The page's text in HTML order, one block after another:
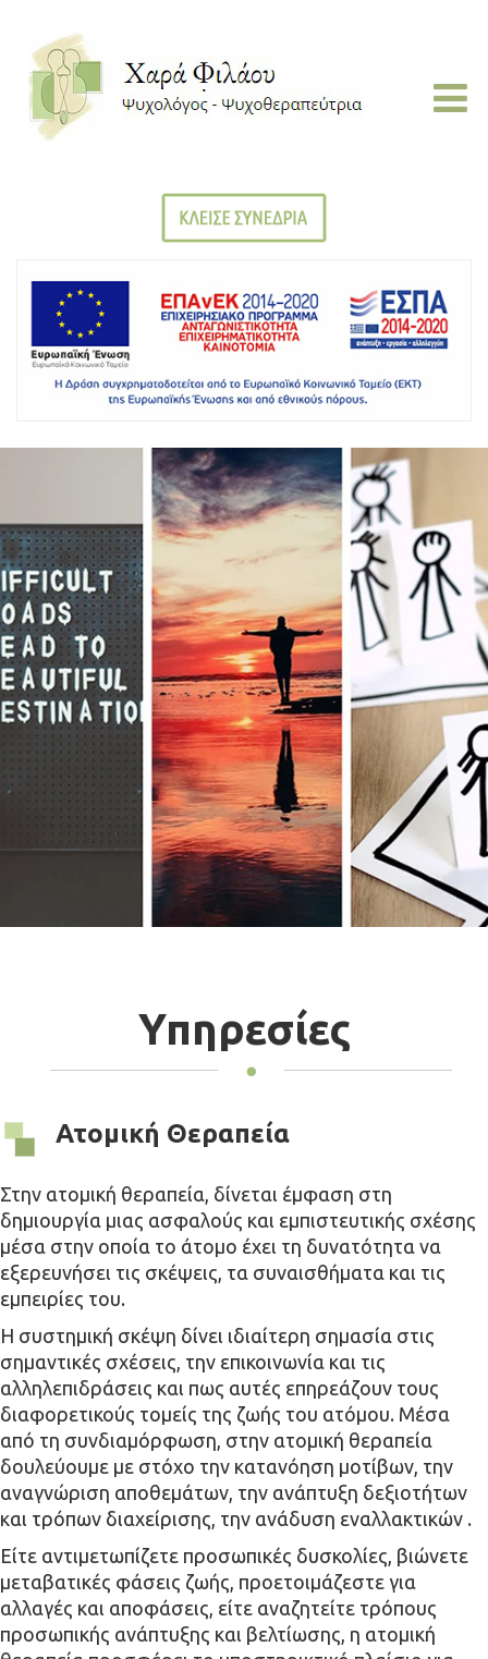
Υπηρεσίες
Ατομική Θεραπεία
Στην ατομική θεραπεία, δίνεται έμφαση στη
δημιουργία μιας ασφαλούς και εμπιστευτικής σχέσης
μέσα στην οποία το άτομο έχει τη δυνατότητα να
εξερευνήσει τις σκέψεις, τα συναισθήματα και τις
εμπειρίες του.
Η συστημική σκέψη δίνει ιδιαίτερη σημασία στις
σημαντικές σχέσεις, την επικοινωνία και τις
αλληλεπιδράσεις και πως αυτές επηρεάζουν τους
διαφορετικούς τομείς της ζωής του ατόμου. Μέσα
από τη συνδιαμόρφωση, στην ατομική θεραπεία
δουλεύουμε με στόχο την κατανόηση μοτίβων, την
αναγνώριση αποθεμάτων, την ανάπτυξη δεξιοτήτων
και τρόπων διαχείρισης, την ανάδυση εναλλακτικών .
Είτε αντιμετωπίζετε προσωπικές δυσκολίες, βιώνετε
μεταβατικές φάσεις ζωής, προετοιμάζεστε για
αλλαγές και αποφάσεις, είτε αναζητείτε τρόπους
προσωπικής ανάπτυξης και βελτίωσης, η ατομική